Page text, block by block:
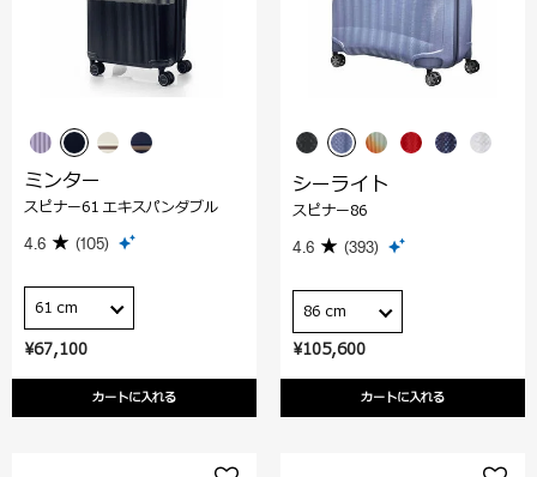
¥67,100
カートに入れる
ミンター
スピナー61 エキスパンダブル
4.6 (105)
61 cm
¥105,600
カートに入れる
シーライト
スピナー86
4.6 (393)
86 cm